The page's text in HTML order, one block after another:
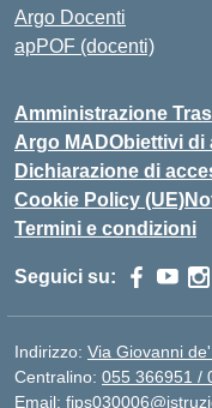
Argo Docenti
apPOF (docenti)
Amministrazione
Argo MADObiettivi di
Dichiarazione di
Cookie Policy (UE)
Termini e condizioni
Seguici su:
Indirizzo: Via Giovanni
Centralino: 055 366951 /
Email: